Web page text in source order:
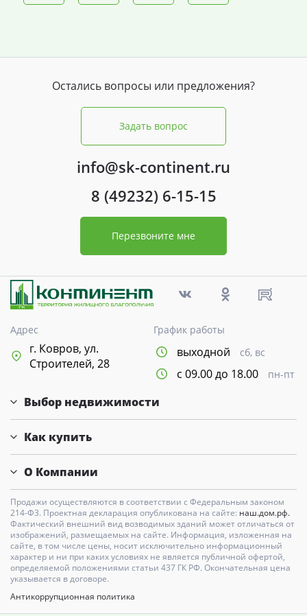
Остались вопросы или предложения?
Задать вопрос
info@sk-continent.ru
8 (49232) 6-15-15
Перезвоните мне
Адрес
г. Ковров, ул.
Строителей, 28
График работы
выходной сб, вс
с 09.00 до 18.00 пн-пт
Выбор недвижимости
Как купить
О Компании
Продажи осуществляются в соответствии с Федеральным законом
214-Ф3. Проектная декларация опубликована на сайте: наш.дом.рф.
Фактический внешний вид возводимых зданий может отличаться от
изображений, размещаемых на сайте. Информация, изложенная на
сайте, в том числе цены, носит исключительно информационный
характер и ни при каких условиях не является публичной офертой,
определяемой положениями статьи 437 ГК РФ. Окончательная цена
указывается в договоре.
Антикоррупционная политика